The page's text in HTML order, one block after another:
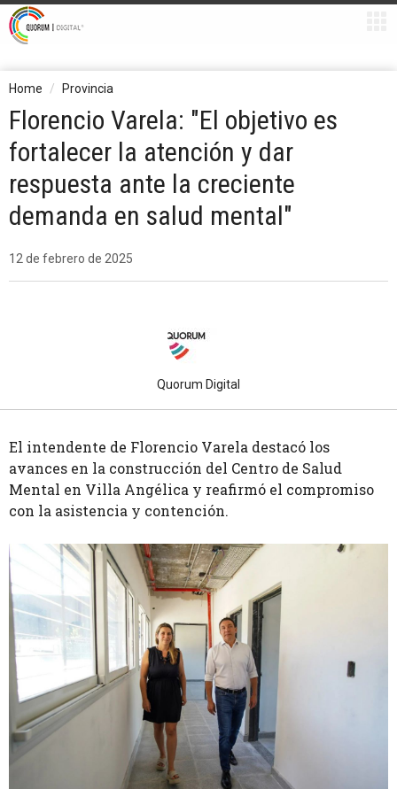
Home Provincia
Florencio Varela: "El objetivo es
fortalecer la atención y dar
respuesta ante la creciente
demanda en salud mental"
12 de febrero de 2025
Quorum Digital
El intendente de Florencio Varela destacó los
avances en la construcción del Centro de Salud
Mental en Villa Angélica y reafirmó el compromiso
con la asistencia y contención.